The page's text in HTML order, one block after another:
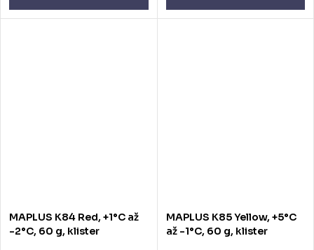
MAPLUS K84 Red, +1°C až
-2°C, 60 g, klister
MAPLUS K85 Yellow, +5°C
až -1°C, 60 g, klister